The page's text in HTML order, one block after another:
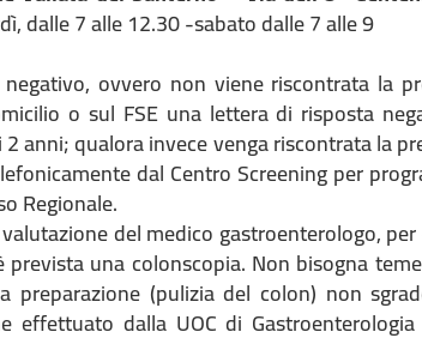
dalle 7 alle 12.30 -sabato dalle 7 alle 9
negativo, ovvero non viene riscontrata la
o sul FSE una lettera di risposta
anni; qualora invece venga riscontrata la
dal Centro Screening per
Regionale.
del medico gastroenterologo,
una colonscopia. Non bisogna
preparazione (pulizia del colon) non
effettuato dalla UOC di